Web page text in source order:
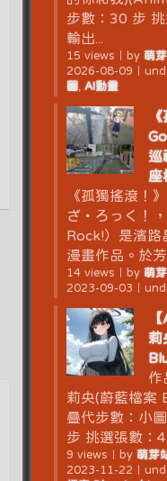
步數：30 步
輸出...
15 views by 萌
2026-08-09
圖, AI動畫
巡
座
《孤獨搖滾！
ざ・ろっく！
Rock!）是濱路
漫畫作品。於芳
14 views by 萌
2023-09-03
莉
作
莉央(蔚藍檔案
疊代步數：小
步 挑選張數：4
9 views by 萌芽
2023-11-22